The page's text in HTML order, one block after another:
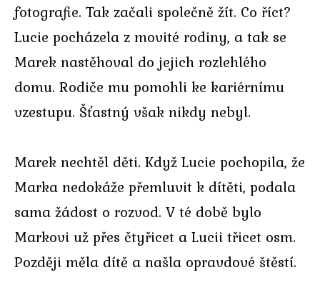
fotografie. Tak začali společně žít. Co říct?
Lucie pocházela z movité rodiny, a tak se
Marek nastěhoval do jejich rozlehlého
domu. Rodiče mu pomohli ke kariérnímu
vzestupu. Šťastný však nikdy nebyl.
Marek nechtěl děti. Když Lucie pochopila, že
Marka nedokáže přemluvit k dítěti, podala
sama žádost o rozvod. V té době bylo
Markovi už přes čtyřicet a Lucii třicet osm.
Později měla dítě a našla opravdové štěstí.